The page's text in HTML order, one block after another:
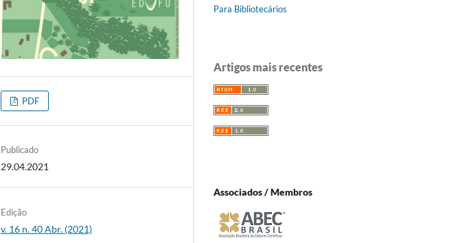
PDF
Publicado
29.04.2021
Edição
v. 16 n. 40 Abr. (2021)
Para Bibliotecários
Artigos mais recentes
Associados / Membros